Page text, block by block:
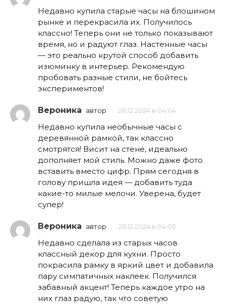
Недавно купила старые часы на блошином
рынке и перекрасила их. Получилось
классно! Теперь они не только показывают
время, но и радуют глаз. Настенные часы
— это реально крутой способ добавить
изюминку в интерьер. Рекомендую
пробовать разные стили, не бойтесь
экспериментов!
Вероника автор 26.12.2024 в 04:04
Недавно купила необычные часы с
деревянной рамкой, так классно
смотрятся! Висит на стене, идеально
дополняет мой стиль. Можно даже фото
вставить вместо цифр. Прям сегодня в
голову пришла идея — добавить туда
какие-то милые мелочи. Уверена, будет
супер!
Вероника автор 26.12.2024 в 04:05
Недавно сделала из старых часов
классный декор для кухни. Просто
покрасила рамку в яркий цвет и добавила
пару симпатичных наклеек. Получился
забавный акцент! Теперь каждое утро на
них глаз радую, так что советую